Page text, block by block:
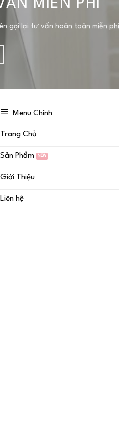
MIỄN PHÍ
gọi lại tư vấn hoàn toàn miễn phí
Menu Chính
Trang Chủ
Sản Phẩm
Giới Thiệu
Liên hệ